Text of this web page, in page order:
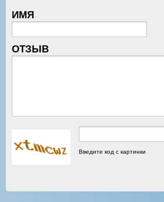
ИМЯ
ОТЗЫВ
Введите код с картинки